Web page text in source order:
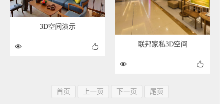
3D空间演示
联邦家私3D空间
首页 上一页 下一页 尾页